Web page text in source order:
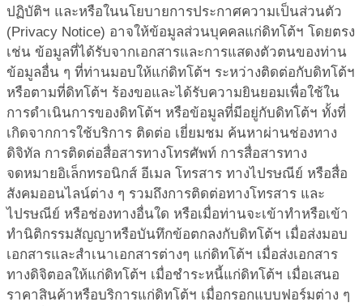
ปฏิบัติฯ และหรือในนโยบายการประกาศความเป็นส่วนตัว
(Privacy Notice) อาจให้ข้อมูลส่วนบุคคลแก่ดิทโต้ฯ โดยตรง
เช่น ข้อมูลที่ได้รับจากเอกสารและการแสดงตัวตนของท่าน
ข้อมูลอื่น ๆ ที่ท่านมอบให้แก่ดิทโต้ฯ ระหว่างติดต่อกับดิทโต้ฯ
หรือตามที่ดิทโต้ฯ ร้องขอและได้รับความยินยอมเพื่อใช้ใน
การดำเนินการของดิทโต้ฯ หรือข้อมูลที่มีอยู่กับดิทโต้ฯ ทั้งที่
เกิดจากการใช้บริการ ติดต่อ เยี่ยมชม ค้นหาผ่านช่องทาง
ดิจิทัล การติดต่อสื่อสารทางโทรศัพท์ การสื่อสารทาง
จดหมายอิเล็กทรอนิกส์ อีเมล โทรสาร ทางไปรษณีย์ หรือสื่อ
สังคมออนไลน์ต่าง ๆ รวมถึงการติดต่อทางโทรสาร และ
ไปรษณีย์ หรือช่องทางอื่นใด หรือเมื่อท่านจะเข้าทำหรือเข้า
ทำนิติกรรมสัญญาหรือบันทึกข้อตกลงกับดิทโต้ฯ เมื่อส่งมอบ
เอกสารและสำเนาเอกสารต่างๆ แก่ดิทโต้ฯ เมื่อส่งเอกสาร
ทางดิจิตอลให้แก่ดิทโต้ฯ เมื่อชำระหนี้แก่ดิทโต้ฯ เมื่อเสนอ
ราคาสินค้าหรือบริการแก่ดิทโต้ฯ เมื่อกรอกแบบฟอร์มต่าง ๆ